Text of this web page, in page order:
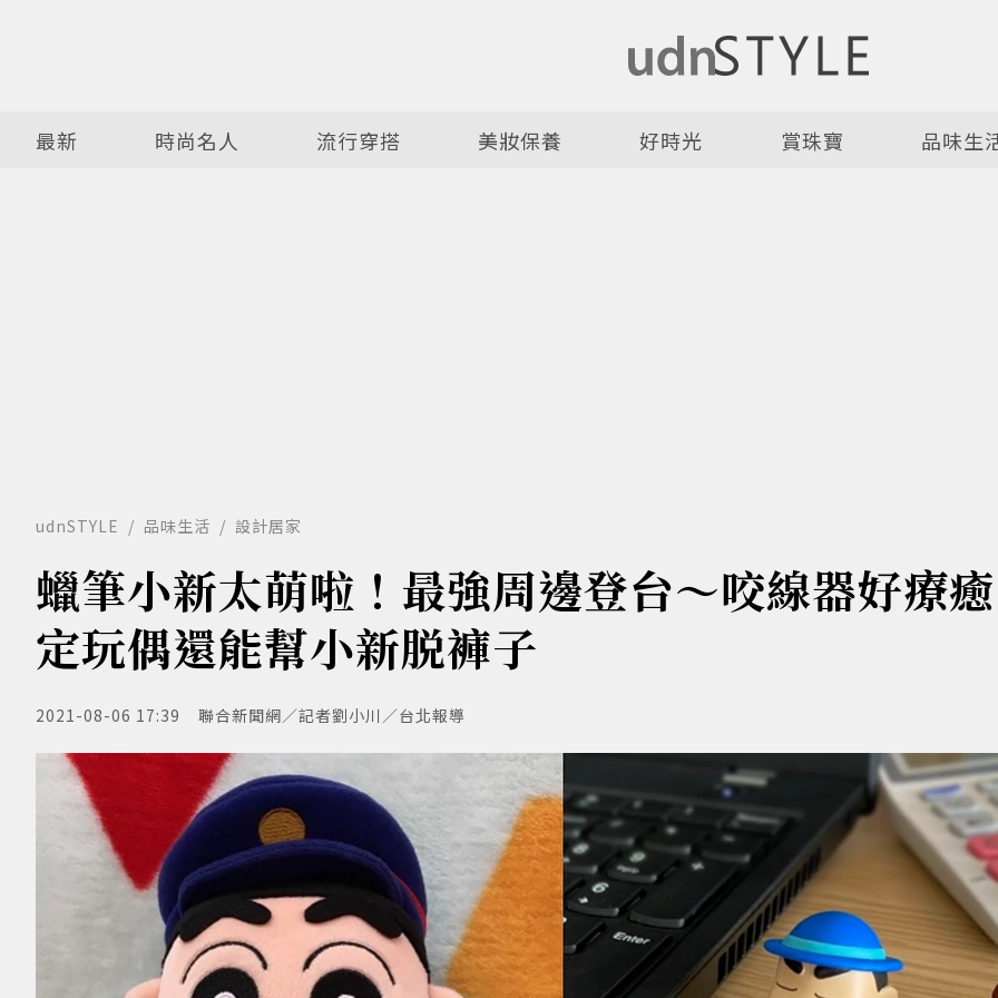
最新 時尚名人 流行穿搭 美妝保養 好時光 賞珠寶 品味生
udnSTYLE 品味生活 設計居家
蠟筆小新太萌啦！最強周邊登台～咬線器好療
定玩偶還能幫小新脱褲子
2021-08-06 17:39 聯合新聞網／記者劉小川／台北報導